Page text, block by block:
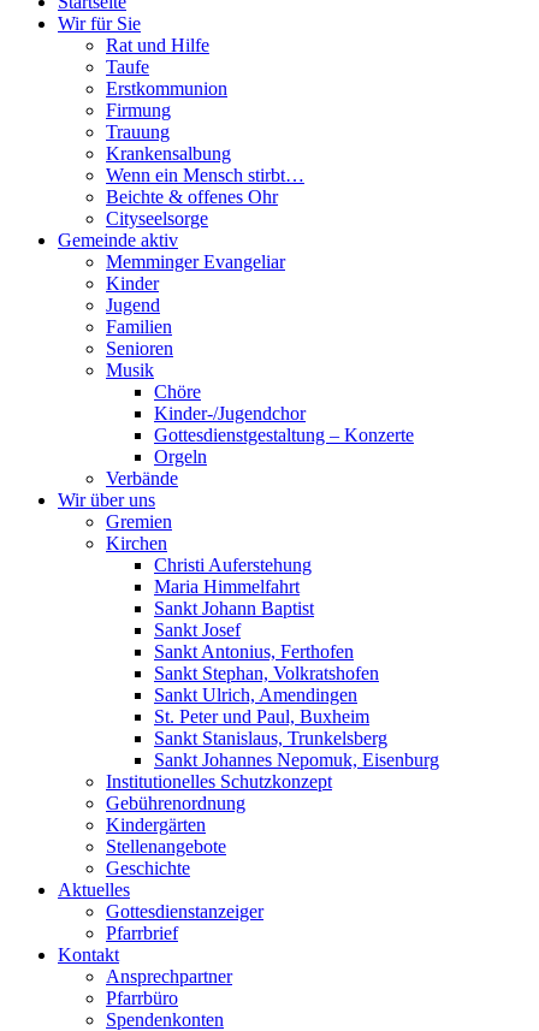
Wir für Sie
Rat und Hilfe
Taufe
Erstkommunion
Firmung
Trauung
Krankensalbung
Wenn ein Mensch stirbt…
Beichte & offenes Ohr
Cityseelsorge
Gemeinde aktiv
Memminger Evangeliar
Kinder
Jugend
Familien
Senioren
Musik
Chöre
Kinder-/Jugendchor
Gottesdienstgestaltung – Konzerte
Orgeln
Verbände
Wir über uns
Gremien
Kirchen
Christi Auferstehung
Maria Himmelfahrt
Sankt Johann Baptist
Sankt Josef
Sankt Antonius, Ferthofen
Sankt Stephan, Volkratshofen
Sankt Ulrich, Amendingen
St. Peter und Paul, Buxheim
Sankt Stanislaus, Trunkelsberg
Sankt Johannes Nepomuk, Eisenburg
Institutionelles Schutzkonzept
Gebührenordnung
Kindergärten
Stellenangebote
Geschichte
Aktuelles
Gottesdienstanzeiger
Pfarrbrief
Kontakt
Ansprechpartner
Pfarrbüro
Spendenkonten